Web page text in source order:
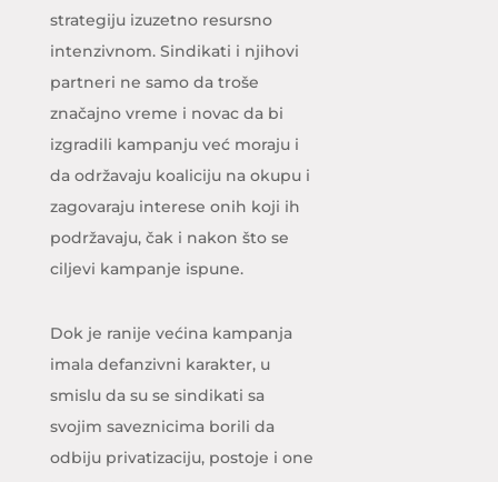
strategiju izuzetno resursno
intenzivnom. Sindikati i njihovi
partneri ne samo da troše
značajno vreme i novac da bi
izgradili kampanju već moraju i
da održavaju koaliciju na okupu i
zagovaraju interese onih koji ih
podržavaju, čak i nakon što se
ciljevi kampanje ispune.
Dok je ranije većina kampanja
imala defanzivni karakter, u
smislu da su se sindikati sa
svojim saveznicima borili da
odbiju privatizaciju, postoje i one